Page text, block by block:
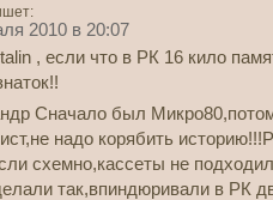
2010 в 20:07
, если что в РК 16 кило
Сначало был
надо корябить
схемно,кассеты не
так,впиндюривали в РК